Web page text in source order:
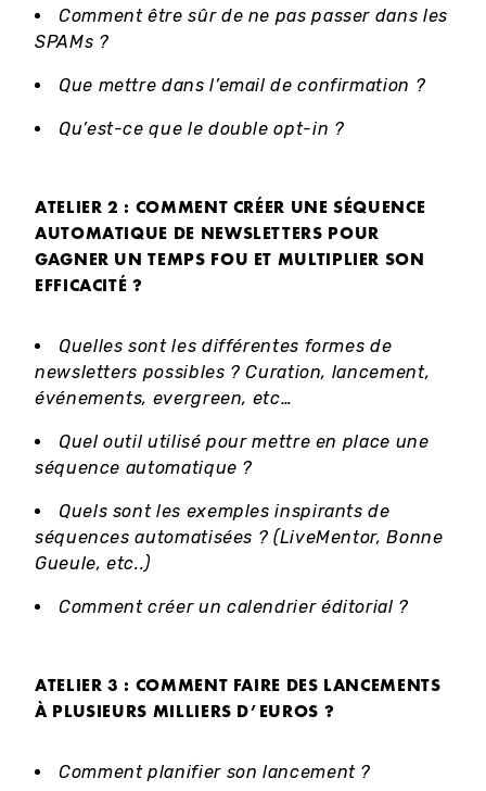
Comment être sûr de ne pas passer dans les
SPAMs ?
Que mettre dans l’email de confirmation ?
Qu’est-ce que le double opt-in ?
ATELIER 2 : COMMENT CRÉER UNE SÉQUENCE
AUTOMATIQUE DE NEWSLETTERS POUR
GAGNER UN TEMPS FOU ET MULTIPLIER SON
EFFICACITÉ ?
Quelles sont les différentes formes de
newsletters possibles ? Curation, lancement,
événements, evergreen, etc…
Quel outil utilisé pour mettre en place une
séquence automatique ?
Quels sont les exemples inspirants de
séquences automatisées ? (LiveMentor, Bonne
Gueule, etc..)
Comment créer un calendrier éditorial ?
ATELIER 3 : COMMENT FAIRE DES LANCEMENTS
À PLUSIEURS MILLIERS D’EUROS ?
Comment planifier son lancement ?